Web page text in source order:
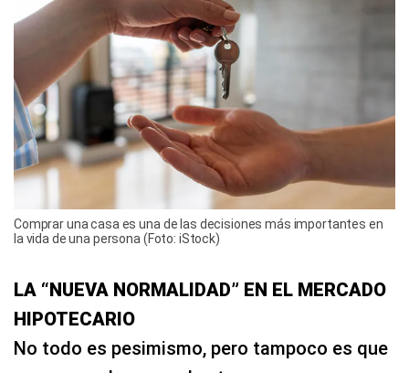
Comprar una casa es una de las decisiones más importantes en
la vida de una persona (Foto: iStock)
LA “NUEVA NORMALIDAD” EN EL MERCADO
HIPOTECARIO
No todo es pesimismo, pero tampoco es que